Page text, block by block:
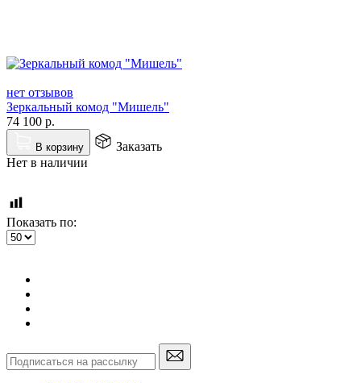
нет отзывов
Зеркальный комод "Мишель"
74 100 р.
В корзину
Заказать
Нет в наличии
Показать по: